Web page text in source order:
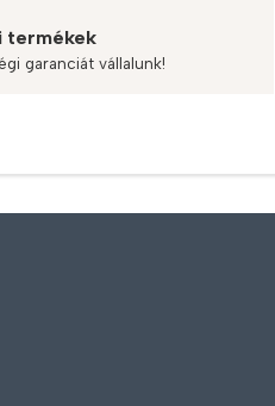
termékek
garanciát vállalunk!